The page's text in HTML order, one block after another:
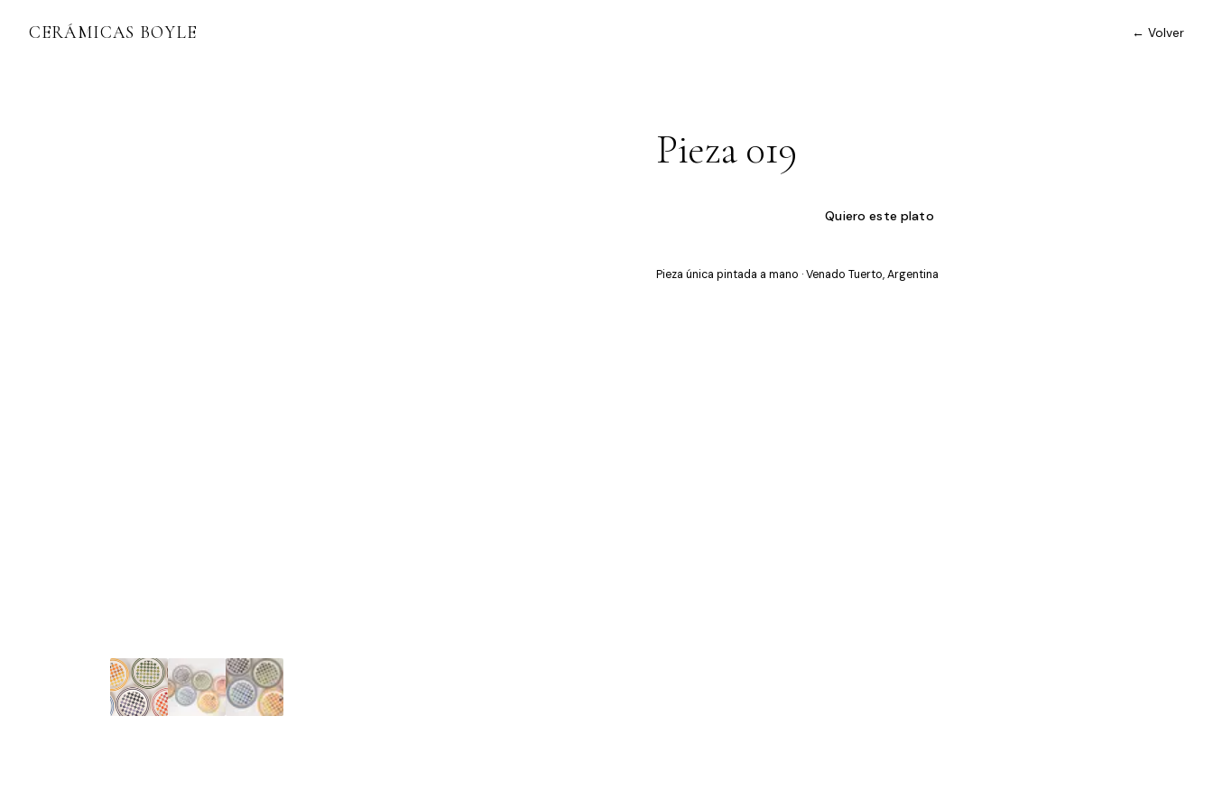
CERÁMICAS BOYLE ← Volver
Pieza 019
Quiero este plato
Pieza única pintada a mano · Venado Tuerto, Argentina